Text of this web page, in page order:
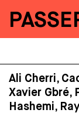
Secondaire
Ali Cherri,
Xavier Gbré,
Hashemi,